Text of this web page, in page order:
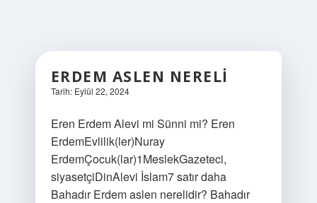
ERDEM ASLEN NERELI
Tarih: Eylül 22, 2024
Eren Erdem Alevi mi Sünni mi? Eren
ErdemEvlilik(ler)Nuray
ErdemÇocuk(lar)1MeslekGazeteci,
siyasetçiDinAlevi İslam7 satır daha
Bahadır Erdem aslen nerelidir? Bahadır